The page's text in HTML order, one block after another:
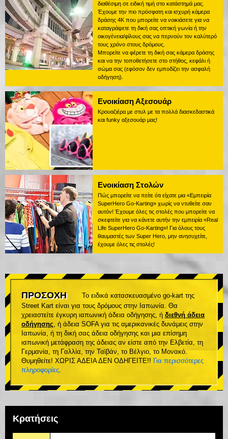
διαθέσιμη σε ειδική τιμή στο κατάστημά μας.
Έχουμε την πιο πρόσφατη και ισχυρή κάμερα
δράσης 4K που μπορείτε να νοικιάσετε για να
καταγράψετε τη δική σας οπτική γωνία ή την
οικογένεια/φίλους σας να περνούν τον καλύτερό
τους χρόνο στους δρόμους.
Μπορείτε να φέρετε τη δική σας κάμερα δράσης
και να την τοποθετήσετε στο στήθος, κεφάλι ή
σώμα σας (εφόσον δεν εμποδίζει την ασφαλή
οδήγηση).
Ενοικίαση Αξεσουάρ
Κρουαζιέρα με στυλ με τα πολλά διασκεδαστικά
και funky αξεσουάρ μας!
Ενοικίαση Στολών
Πώς μπορείτε να πείτε ότι είχατε μια «Εμπειρία
SuperHero Go-Karting» χωρίς να ντυθείτε σαν
αυτόν! Έχουμε όλες τις στολές που μπορείτε να
σκεφτείτε για να κάνετε αυτήν την εμπειρία «Real
Life SuperHero Go-Karting»! Για όλους τους
θαυμαστές των Super Hero, μην ανησυχείτε,
έχουμε όλες τις στολές!
ΠΡΟΣΟΧΗ
Το ειδικά κατασκευασμένο go-kart της
Street Kart είναι για τους δρόμους στην Ιαπωνία. Θα
χρειαστείτε έγκυρη ιαπωνική άδεια οδήγησης, ή διεθνή άδεια
οδήγησης, ή άδεια SOFA για τις αμερικανικές δυνάμεις στην
Ιαπωνία, ή τη δική σας άδεια οδήγησης και μια επίσημη
ιαπωνική μετάφραση της άδειας αν είστε από την Ελβετία, τη
Γερμανία, τη Γαλλία, την Ταϊβάν, το Βέλγιο, το Μονακό.
Θυμηθείτε! ΧΩΡΙΣ ΑΔΕΙΑ ΔΕΝ ΟΔΗΓΕΙΤΕ!! Για περισσότερες
πληροφορίες.
Κρατήσεις